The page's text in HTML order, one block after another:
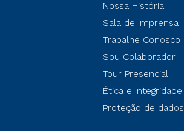
Nossa História
Sala de Imprensa
Trabalhe Conosco
Sou Colaborador
Tour Presencial
Ética e Integridade
Proteção de dados